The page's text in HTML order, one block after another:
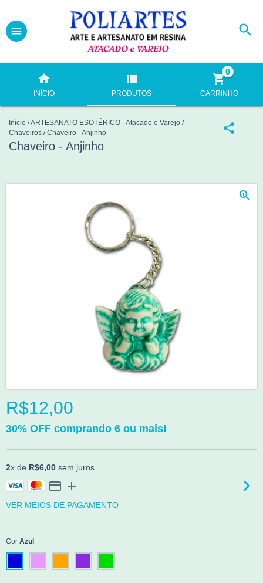
INÍCIO PRODUTOS CARRINHO
0
Início /ARTESANATO ESOTÉRICO - Atacado e Varejo /
Chaveiros / Chaveiro - Anjinho
Chaveiro - Anjinho
R$12,00
30% OFF comprando 6 ou mais!
2x de R$6,00 sem juros
VER MEIOS DE PAGAMENTO
Cor Azul